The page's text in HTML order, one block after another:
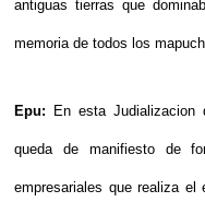
antiguas tierras que
memoria de todos los
Epu: En esta Judializacion
queda de manifiesto de
empresariales que realiza